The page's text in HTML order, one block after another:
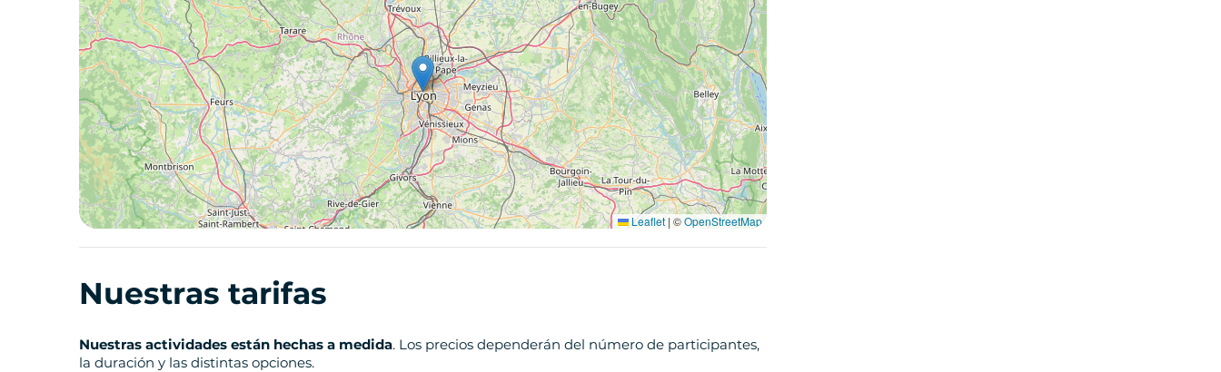
Leaflet | ©OpenStreetMap
Nuestras tarifas
Nuestras actividades están hechas a medida. Los precios dependerán del número de participantes,
la duración y las distintas opciones.